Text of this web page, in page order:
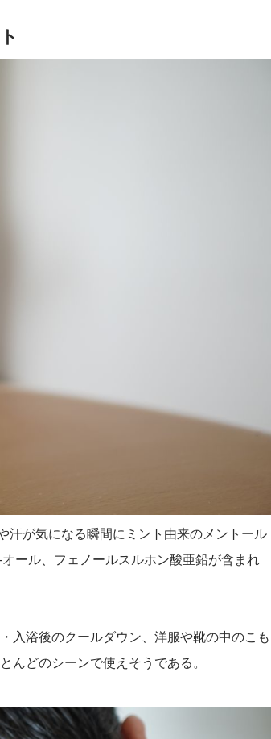
汗が気になる瞬間にミント由来のメントール
ール、フェノールスルホン酸亜鉛が含まれ
入浴後のクールダウン、洋服や靴の中のこも
どのシーンで使えそうである。